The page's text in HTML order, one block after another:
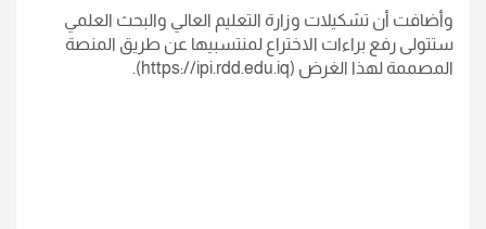
وأضافت أن تشكيلات وزارة التعليم العالي والبحث العلمي
ستتولى رفع براءات الاختراع لمنتسبيها عن طريق المنصة
المصممة لهذا الغرض (https://ipi.rdd.edu.iq).